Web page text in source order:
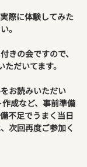
際に体験してみた
。
きの会ですので、
だいてます。
お読みいただい
成など、事前準備
不足でうまく当日
次回再度ご参加く